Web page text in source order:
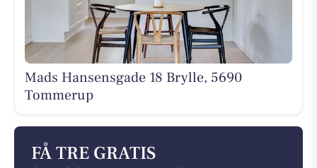
Mads Hansensgade 18 Brylle, 5690
Tommerup
FÅ TRE GRATIS